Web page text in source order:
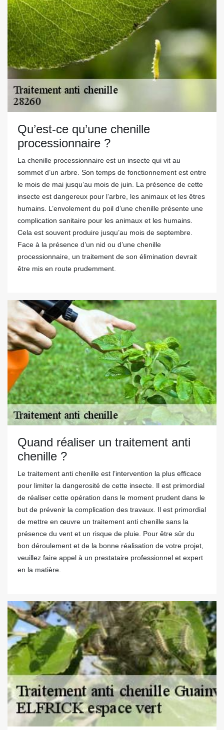
Qu’est-ce qu’une chenille
processionnaire ?
La chenille processionnaire est un insecte qui vit au
sommet d’un arbre. Son temps de fonctionnement est entre
le mois de mai jusqu’au mois de juin. La présence de cette
insecte est dangereux pour l’arbre, les animaux et les êtres
humains. L’envolement du poil d’une chenille présente une
complication sanitaire pour les animaux et les humains.
Cela est souvent produire jusqu’au mois de septembre.
Face à la présence d’un nid ou d’une chenille
processionnaire, un traitement de son élimination devrait
être mis en route prudemment.
Quand réaliser un traitement anti
chenille ?
Le traitement anti chenille est l’intervention la plus efficace
pour limiter la dangerosité de cette insecte. Il est primordial
de réaliser cette opération dans le moment prudent dans le
but de prévenir la complication des travaux. Il est primordial
de mettre en œuvre un traitement anti chenille sans la
présence du vent et un risque de pluie. Pour être sûr du
bon déroulement et de la bonne réalisation de votre projet,
veuillez faire appel à un prestataire professionnel et expert
en la matière.